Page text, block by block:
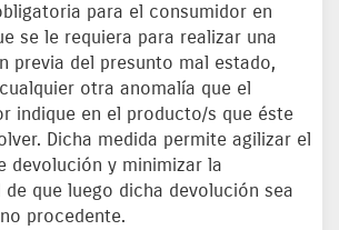
para el consumidor en
se le requiera para realizar una
previa del presunto mal estado,
otra anomalía que el
indique en el producto/s que éste
Dicha medida permite agilizar el
devolución y minimizar la
de que luego dicha devolución sea
procedente.